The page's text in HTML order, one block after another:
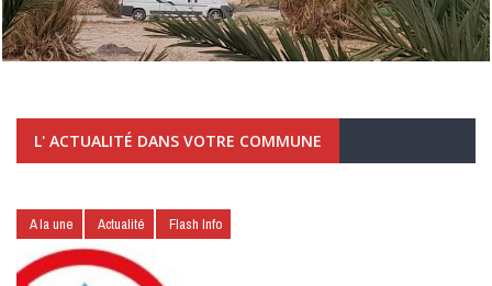
L' ACTUALITÉ DANS VOTRE COMMUNE
A la une Actualité Flash Info